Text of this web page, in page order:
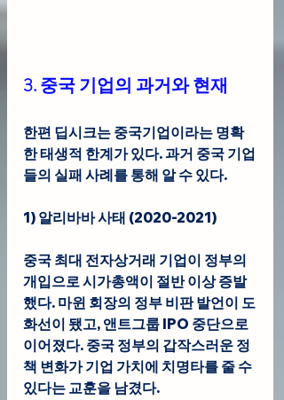
3. 중국 기업의 과거와 현재
한편 딥시크는 중국기업이라는 명확
한 태생적 한계가 있다. 과거 중국 기업
들의 실패 사례를 통해 알 수 있다.
1) 알리바바 사태 (2020-2021)
중국 최대 전자상거래 기업이 정부의
개입으로 시가총액이 절반 이상 증발
했다. 마윈 회장의 정부 비판 발언이 도
화선이 됐고, 앤트그룹 IPO 중단으로
이어졌다. 중국 정부의 갑작스러운 정
책 변화가 기업 가치에 치명타를 줄 수
있다는 교훈을 남겼다.